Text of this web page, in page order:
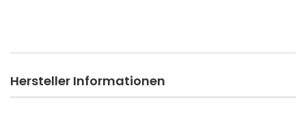
Hersteller Informationen